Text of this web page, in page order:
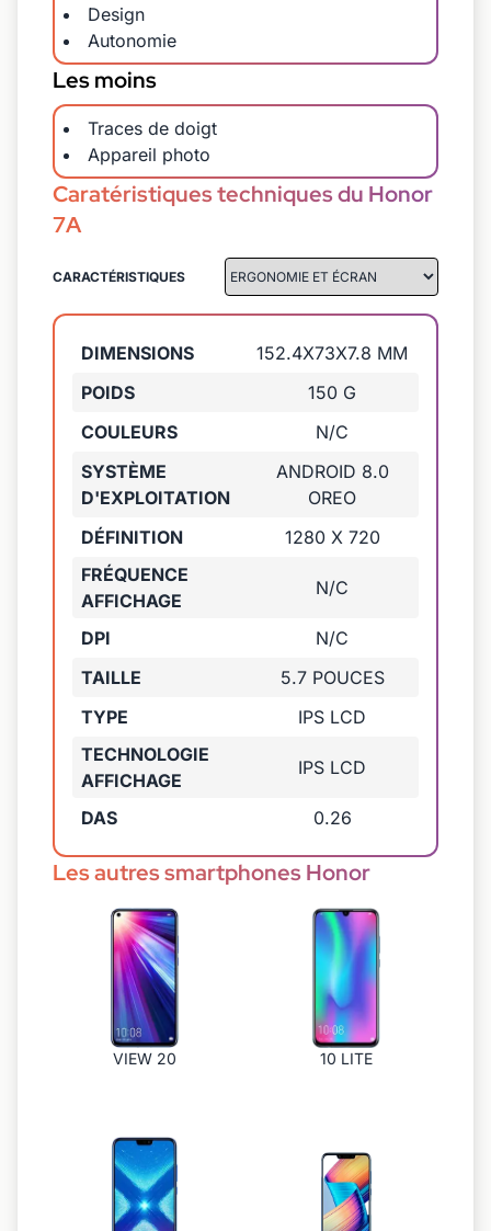
Design
Autonomie
Les moins
Traces de doigt
Appareil photo
Caratéristiques techniques du Honor
7A
CARACTÉRISTIQUES
DIMENSIONS
152.4X73X7.8 MM
POIDS
150 G
COULEURS
N/C
SYSTÈME
D'EXPLOITATION
ANDROID 8.0
OREO
DÉFINITION
1280 X 720
FRÉQUENCE
AFFICHAGE
N/C
DPI
N/C
TAILLE
5.7 POUCES
TYPE
IPS LCD
TECHNOLOGIE
AFFICHAGE
IPS LCD
DAS 0.26
Les autres smartphones Honor
VIEW 20 10 LITE